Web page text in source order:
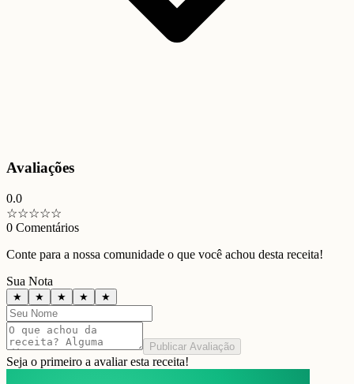
Avaliações
0.0
☆☆☆☆☆
0 Comentários
Conte para a nossa comunidade o que você achou desta receita!
Sua Nota
★ ★ ★ ★ ★
Publicar Avaliação
Seja o primeiro a avaliar esta receita!